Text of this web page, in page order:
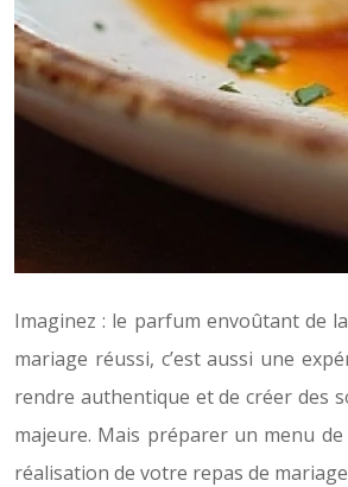
Imaginez : le parfum envoûtant de
mariage réussi, c’est aussi une
rendre authentique et de créer des
majeure. Mais préparer un menu
réalisation de votre repas de